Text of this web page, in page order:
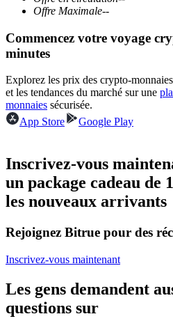
Futures USDC
Rejoignez les meilleurs traders
Offre Maximale--
Commencez votre voyage
minutes
Explorez les prix des crypto-
et les tendances du marché sur une
monnaies sécurisée.
App Store
Google Play
Inscrivez-vous
un package cadeau de
les nouveaux arrivants
Rejoignez Bitrue pour des
Inscrivez-vous maintenant
Les gens demandent
questions sur